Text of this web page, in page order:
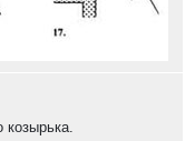
козырька.